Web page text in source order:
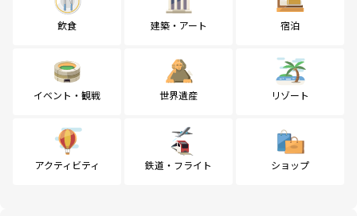
飲食 建築・アート 宿泊
イベント・観戦 世界遺産 リゾート
アクティビティ 鉄道・フライト ショップ